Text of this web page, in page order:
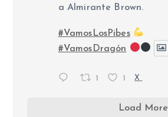
a Almirante Brown.
#VamosLosPibes
#VamosDragón
1 1 X
Load More